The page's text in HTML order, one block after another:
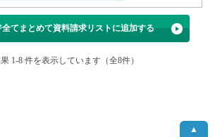
全てまとめて資料請求リストに追加する
1-8 件を表示しています（全8件）
▲